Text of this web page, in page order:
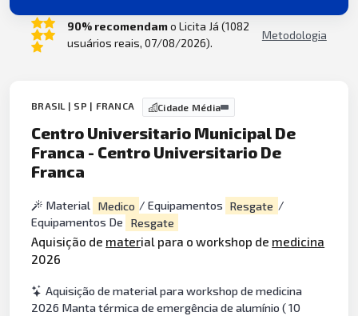
90% recomendamo Licita Já (1082
usuários reais, 07/08/2026).
Metodologia
BRASIL | SP | FRANCA Cidade Média
Centro Universitario Municipal De
Franca - Centro Universitario De
Franca
Material Medico / Equipamentos Resgate /
Equipamentos De
Resgate
Aquisição de material para o workshop de medicina
2026
Aquisição de material para workshop de medicina
2026 Manta térmica de emergência de alumínio ( 10